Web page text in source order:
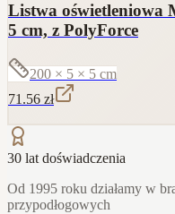
Listwa oświetleniowa
5 cm, z PolyForce
200 × 5 × 5 cm
71.56 zł
30 lat doświadczenia
Od 1995 roku działamy w
przypodłogowych